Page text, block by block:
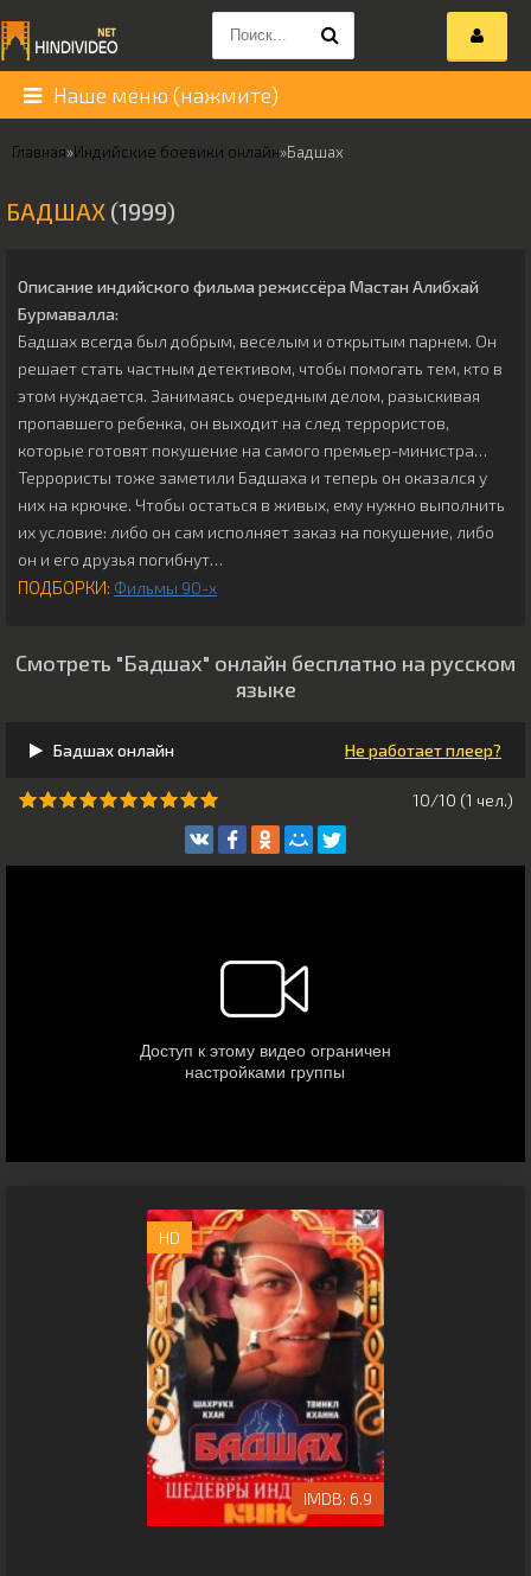
Наше меню (нажмите)
Главная»Индийские боевики онлайн»Бадшах
БАДШАХ (1999)
Описание индийского фильма режиссёра Мастан Алибхай
Бурмавалла:
Бадшах всегда был добрым, веселым и открытым парнем. Он
решает стать частным детективом, чтобы помогать тем, кто в
этом нуждается. Занимаясь очередным делом, разыскивая
пропавшего ребенка, он выходит на след террористов,
которые готовят покушение на самого премьер-министра…
Террористы тоже заметили Бадшаха и теперь он оказался у
них на крючке. Чтобы остаться в живых, ему нужно выполнить
их условие: либо он сам исполняет заказ на покушение, либо
он и его друзья погибнут…
ПОДБОРКИ: Фильмы 90-х
Смотреть "Бадшах" онлайн бесплатно на русском
языке
Бадшах онлайн Не работает плеер?
10/10 (1 чeл.)
HD
6.9